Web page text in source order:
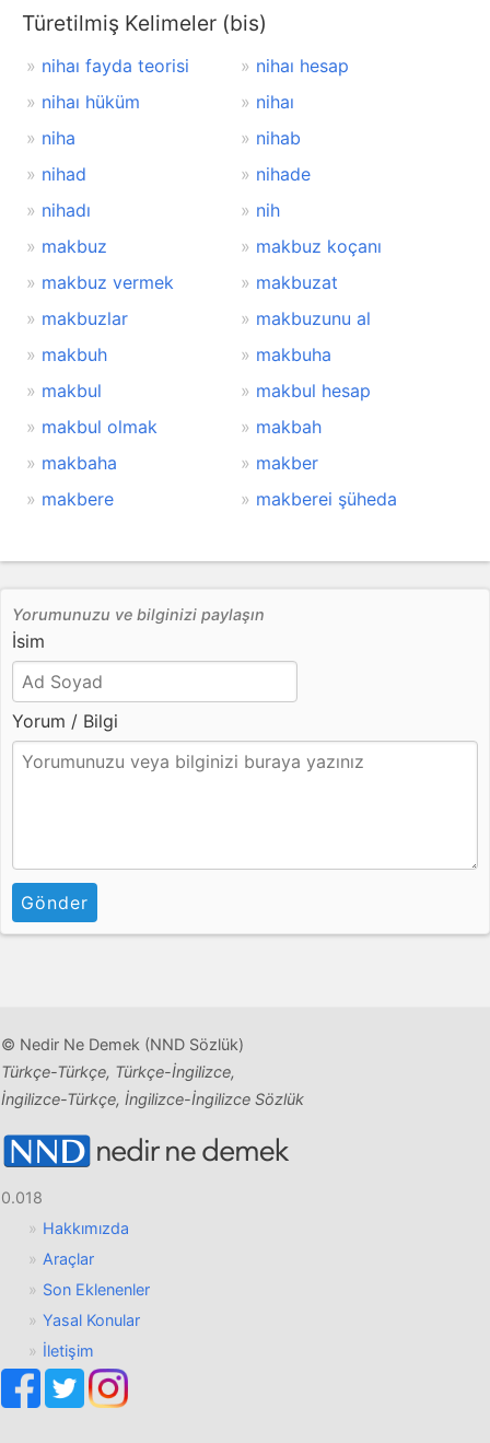
Türetilmiş Kelimeler (bis)
nihaı fayda teorisi
nihaı hesap
nihaı hüküm
nihaı
niha
nihab
nihad
nihade
nihadı
nih
makbuz
makbuz koçanı
makbuz vermek
makbuzat
makbuzlar
makbuzunu al
makbuh
makbuha
makbul
makbul hesap
makbul olmak
makbah
makbaha
makber
makbere
makberei şüheda
Yorumunuzu ve bilginizi paylaşın
İsim
Yorum / Bilgi
Gönder
© Nedir Ne Demek (NND Sözlük)
Türkçe-Türkçe, Türkçe-İngilizce,
İngilizce-Türkçe, İngilizce-İngilizce Sözlük
0.018
Hakkımızda
Araçlar
Son Eklenenler
Yasal Konular
İletişim